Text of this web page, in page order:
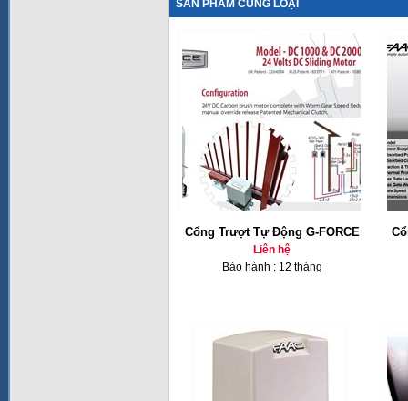
SẢN PHẨM CÙNG LOẠI
Cổng Trượt Tự Động G-FORCE
Liên hệ
Bảo hành : 12 tháng